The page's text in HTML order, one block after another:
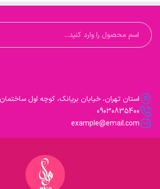
استان تهران، خیابان بریانک، کوچه اول
09030835400
example@email.com